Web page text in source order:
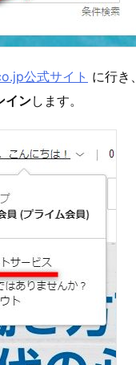
公式サイト に行き、
インします。